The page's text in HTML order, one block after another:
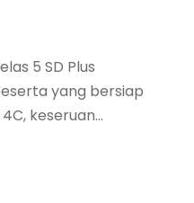
5 SD Plus
yang bersiap
keseruan...